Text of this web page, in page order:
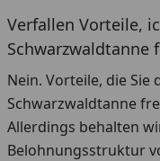
Verfallen Vorteile,
Schwarzwaldtanne
Nein. Vorteile, die Sie
Schwarzwaldtanne
Allerdings behalten
Belohnungsstruktur